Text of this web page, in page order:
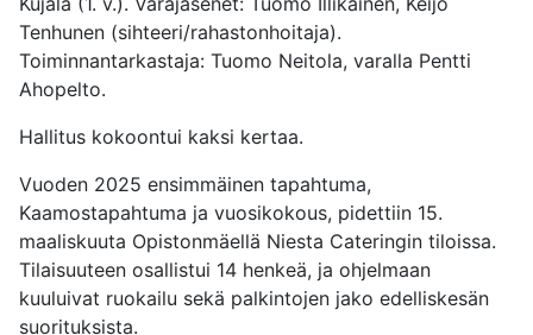
Tenhunen (sihteeri/rahastonhoitaja).
Toiminnantarkastaja: Tuomo Neitola, varalla Pentti
Ahopelto.
Hallitus kokoontui kaksi kertaa.
Vuoden 2025 ensimmäinen tapahtuma,
Kaamostapahtuma ja vuosikokous, pidettiin 15.
maaliskuuta Opistonmäellä Niesta Cateringin tiloissa.
Tilaisuuteen osallistui 14 henkeä, ja ohjelmaan
kuuluivat ruokailu sekä palkintojen jako edelliskesän
suorituksista.